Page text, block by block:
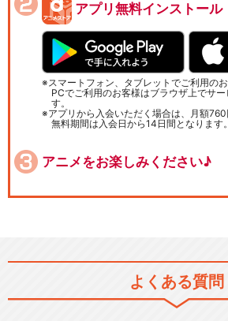
アプリ無料インストール
スマートフォン、タブレットでご利用の
PCでご利用のお客様はブラウザ上でサ
す。
アプリから入会いただく場合は、月額
無料期間は入会日から14日間となります。
アニメをお楽しみください♪
よくある質問